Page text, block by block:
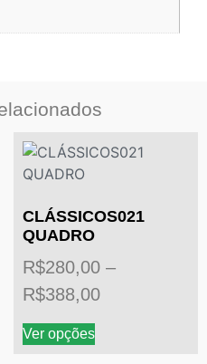
CLÁSSICOS021
QUADRO
R$280,00 –
R$388,00
Ver opções